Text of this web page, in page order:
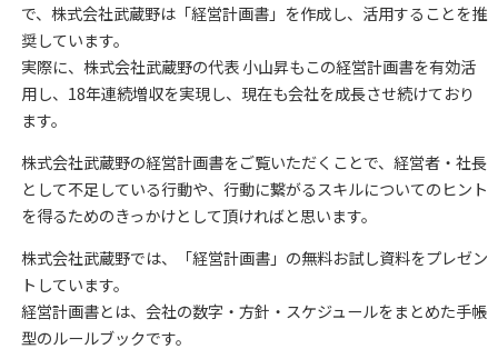
で、株式会社武蔵野は「経営計画書」を作成し、活用することを推
奨しています。
実際に、株式会社武蔵野の代表 小山昇もこの経営計画書を有効活
用し、18年連続増収を実現し、現在も会社を成長させ続けており
ます。
株式会社武蔵野の経営計画書をご覧いただくことで、経営者・社長
として不足している行動や、行動に繋がるスキルについてのヒント
を得るためのきっかけとして頂ければと思います。
株式会社武蔵野では、「経営計画書」の無料お試し資料をプレゼン
トしています。
経営計画書とは、会社の数字・方針・スケジュールをまとめた手帳
型のルールブックです。